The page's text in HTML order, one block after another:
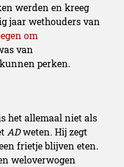
werden en kreeg
jaar wethouders van
om
van
perken.
het allemaal niet als
ADweten. Hij zegt
frietje blijven eten.
weloverwogen